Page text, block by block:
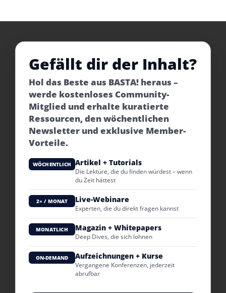
Gefällt dir der Inhalt?
Hol das Beste aus BASTA! heraus –
werde kostenloses Community-
Mitglied und erhalte kuratierte
Ressourcen, den wöchentlichen
Newsletter und exklusive Member-
Vorteile.
WÖCHENTLICH Artikel + Tutorials
Die Lektüre, die du finden würdest – wenn
du Zeit hättest
2× / MONAT Live-Webinare
Experten, die du direkt fragen kannst
MONATLICH Magazin + Whitepapers
Deep Dives, die sich lohnen
ON-DEMAND Aufzeichnungen + Kurse
Vergangene Konferenzen, jederzeit
abrufbar